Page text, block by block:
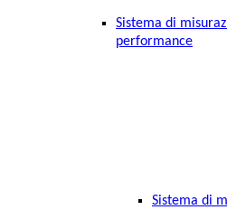
Sistema di
performance
Sistema di